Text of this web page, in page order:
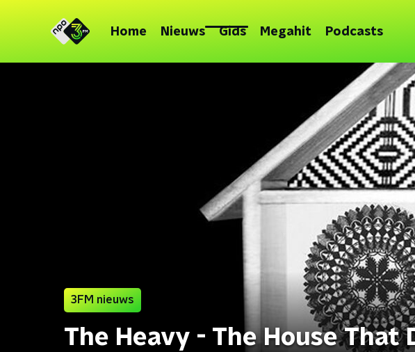
Home Nieuws Gids Megahit Podcasts
3FM nieuws
The Heavy - The House